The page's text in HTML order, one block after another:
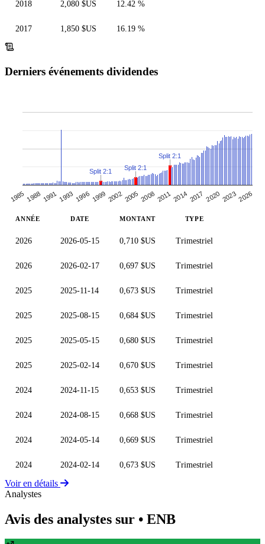
2018 2,080 $US 12.42 %
2017 1,850 $US 16.19 %
Derniers événements dividendes
1985 1988 1991 1993 1996 1999 20022005 200820112014 2017 2020 20232026
Split 2:1 Split 2:1
Split 2:1
ANNÉE DATE MONTANT TYPE
2026 2026-05-15 0,710 $US Trimestriel
2026 2026-02-17 0,697 $US Trimestriel
2025 2025-11-14 0,673 $US Trimestriel
2025 2025-08-15 0,684 $US Trimestriel
2025 2025-05-15 0,680 $US Trimestriel
2025 2025-02-14 0,670 $US Trimestriel
2024 2024-11-15 0,653 $US Trimestriel
2024 2024-08-15 0,668 $US Trimestriel
2024 2024-05-14 0,669 $US Trimestriel
2024 2024-02-14 0,673 $US Trimestriel
Voir en détails
Analystes
Avis des analystes sur • ENB